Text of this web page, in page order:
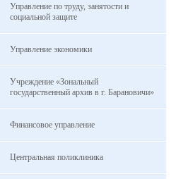
Управление по труду, занятости и
социальной защите
Управление экономики
Учреждение «Зональный
государственный архив в г. Барановичи»
Финансовое управление
Центральная поликлиника